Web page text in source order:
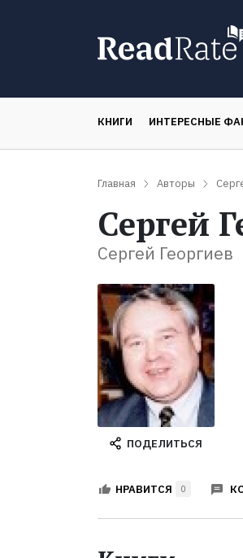
КНИГИ ИНТЕРЕСНЫЕ
Главная Авторы
Сергей
Сергей Георгиев
ПОДЕЛИТЬСЯ
НРАВИТСЯ 0